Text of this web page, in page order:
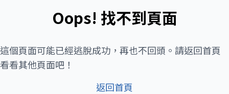
Oops! 找不到頁面
這個頁面可能已經逃脫成功，再也不回頭。請返回首頁
看看其他頁面吧！
返回首頁